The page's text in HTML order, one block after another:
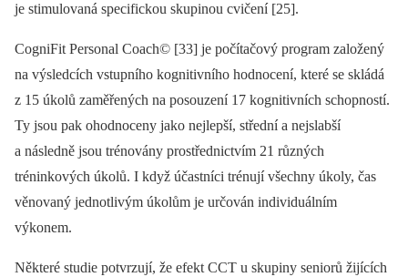
je stimulovaná specifickou skupinou cvičení [25].
CogniFit Personal Coach© [33] je počítačový program založený
na výsledcích vstupního kognitivního hodnocení, které se skládá
z 15 úkolů zaměřených na posouzení 17 kognitivních schopností.
Ty jsou pak ohodnoceny jako nejlepší, střední a nejslabší
a následně jsou trénovány prostřednictvím 21 různých
tréninkových úkolů. I když účastníci trénují všechny úkoly, čas
věnovaný jednotlivým úkolům je určován individuálním
výkonem.
Některé studie potvrzují, že efekt CCT u skupiny seniorů žijících